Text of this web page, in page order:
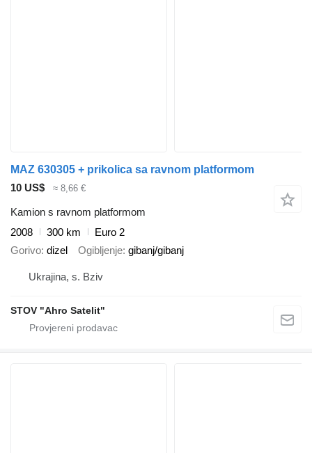
MAZ 630305 + prikolica sa ravnom platformom
10 US$
≈ 8,66 €
Kamion s ravnom platformom
2008
300 km
Euro 2
Gorivo dizel Ogibljenje gibanj/gibanj
Ukrajina, s. Bziv
STOV "Ahro Satelit"